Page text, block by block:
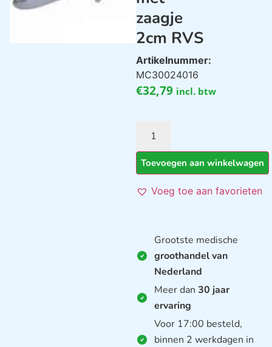
zaagje
2cm RVS
Artikelnummer:
MC30024016
€32,79 incl. btw
Toevoegen aan winkelwagen
Voeg toe aan favorieten
Grootste medische
groothandel van
Nederland
Meer dan 30 jaar
ervaring
Voor 17:00 besteld,
binnen 2 werkdagen in